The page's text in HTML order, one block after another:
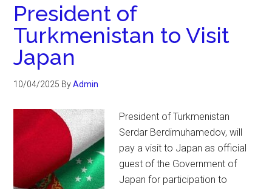
President of
Turkmenistan to Visit
Japan
10/04/2025 ByAdmin
President of Turkmenistan
Serdar Berdimuhamedov, will
pay a visit to Japan as official
guest of the Government of
Japan for participation to